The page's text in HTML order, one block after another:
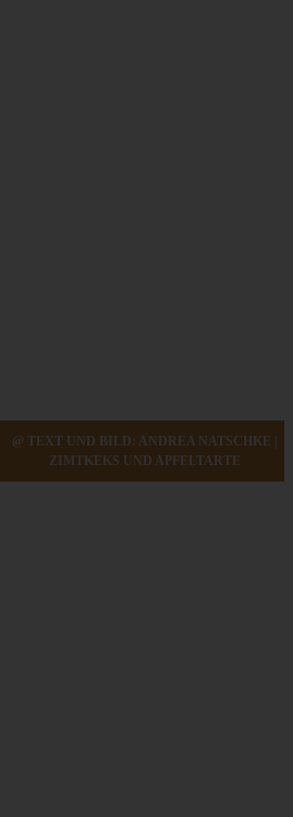
@ TEXT UND BILD: ANDREA NATSCHKE |
ZIMTKEKS UND APFELTARTE